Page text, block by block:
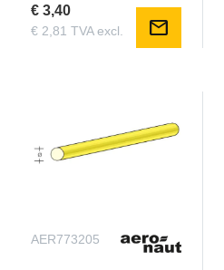
€ 3,40
€ 2,81 TVA excl. mail
AER773205